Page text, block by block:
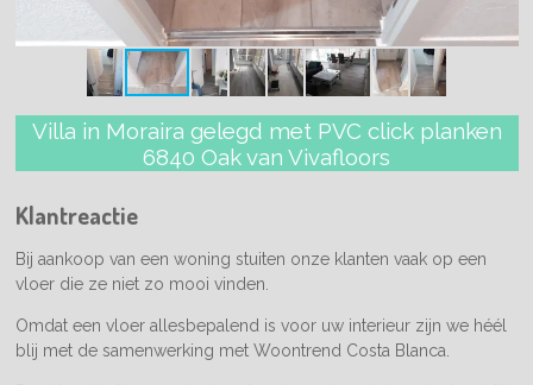
Villa in Moraira gelegd met PVC click planken
6840 Oak van Vivafloors
Klantreactie
Bij aankoop van een woning stuiten onze klanten vaak op een
vloer die ze niet zo mooi vinden.
Omdat een vloer allesbepalend is voor uw interieur zijn we héél
blij met de samenwerking met Woontrend Costa Blanca.